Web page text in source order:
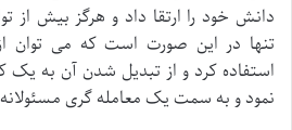
دانش خود را ارتقا داد و هرگز بیش از
تنها در این صورت است که می توان
استفاده کرد و از تبدیل شدن آن به یک
نمود و به سمت یک معامله گری